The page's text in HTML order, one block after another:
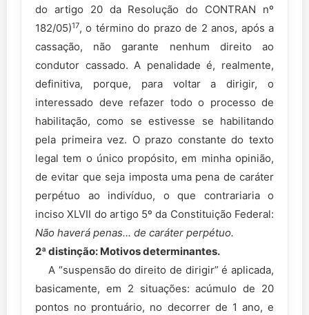
do artigo 20 da Resolução do CONTRAN nº
182/05)17, o término do prazo de 2 anos, após a
cassação, não garante nenhum direito ao
condutor cassado. A penalidade é, realmente,
definitiva, porque, para voltar a dirigir, o
interessado deve refazer todo o processo de
habilitação, como se estivesse se habilitando
pela primeira vez. O prazo constante do texto
legal tem o único propósito, em minha opinião,
de evitar que seja imposta uma pena de caráter
perpétuo ao indivíduo, o que contrariaria o
inciso XLVII do artigo 5º da Constituição Federal:
Não haverá penas... de caráter perpétuo.
2ª distinção: Motivos determinantes.
A “suspensão do direito de dirigir” é aplicada,
basicamente, em 2 situações: acúmulo de 20
pontos no prontuário, no decorrer de 1 ano, e